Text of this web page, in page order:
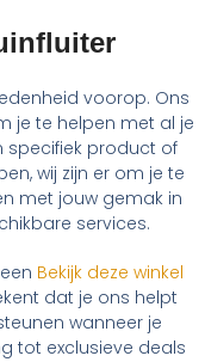
voorop. Ons
je te helpen met al je
specifiek product of
wij zijn er om je te
met jouw gemak in
services.
Bekijk deze winkel
dat je ons helpt
wanneer je
tot exclusieve deals